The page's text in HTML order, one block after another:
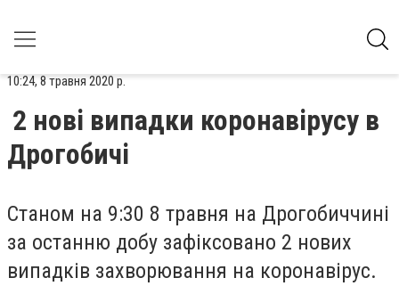
10:24, 8 травня 2020 р.
2 нові випадки коронавірусу в
Дрогобичі
Станом на 9:30 8 травня на Дрогобиччині
за останню добу зафіксовано 2 нових
випадків захворювання на коронавірус.